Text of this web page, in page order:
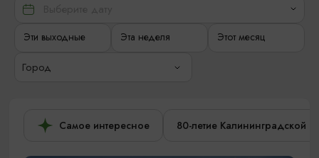
Эти выходные Эта неделя Этот месяц
Город
Самое интересное 80-летие Калининградской